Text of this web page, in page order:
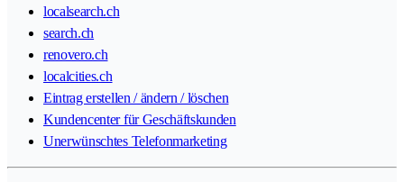
localsearch.ch
search.ch
renovero.ch
localcities.ch
Eintrag erstellen / ändern / löschen
Kundencenter für Geschäftskunden
Unerwünschtes Telefonmarketing